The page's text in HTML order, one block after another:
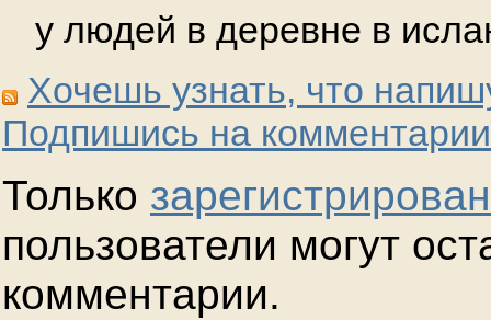
у людей в деревне в
Хочешь узнать, что
Подпишись на
Только
пользователи могут
комментарии.